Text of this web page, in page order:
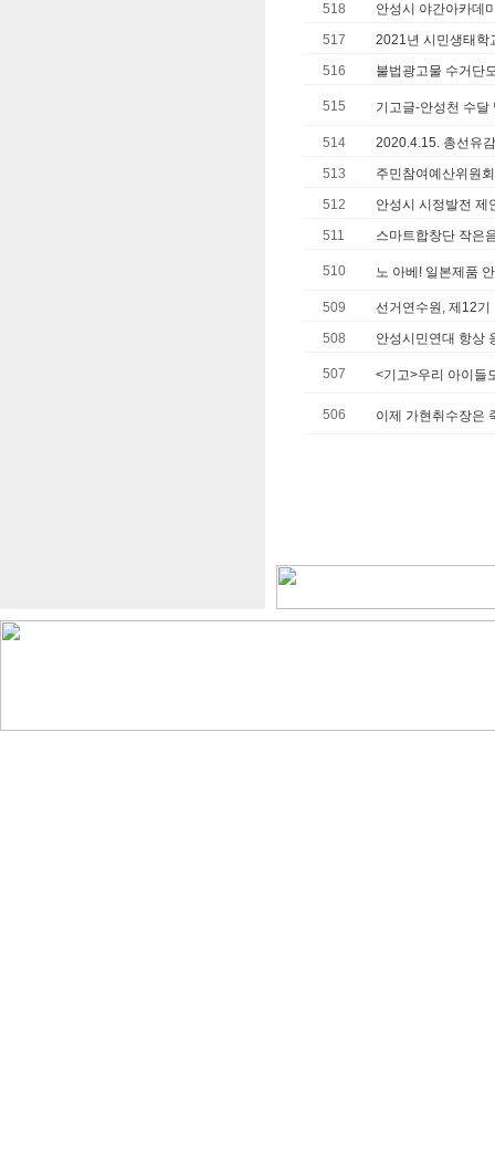
518
안성시 야간아카데
517
2021년 시민생태학
516
불법광고물 수거단
515 기고글-안성천 수달
514
2020.4.15. 총선유
513
주민참여예산위원
512
안성시 시정발전 제
511
스마트합창단 작은
510 노 아베! 일본제품
509
선거연수원, 제12
508
안성시민연대 항상
507 <기고>우리 아이들
506 이제 가현취수장은